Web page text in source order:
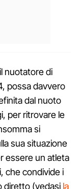
nuotatore di
possa davvero
dal nuoto
per ritrovare le
si
sua situazione
essere un atleta
che condivide i
diretto (vedasi la